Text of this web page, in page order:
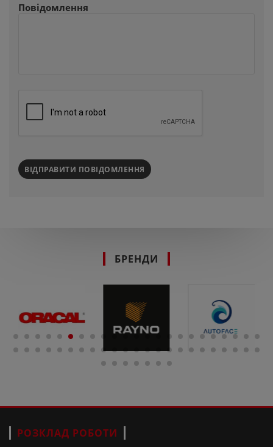
Повідомлення
ВІДПРАВИТИ ПОВІДОМЛЕННЯ
БРЕНДИ
РОЗКЛАД РОБОТИ